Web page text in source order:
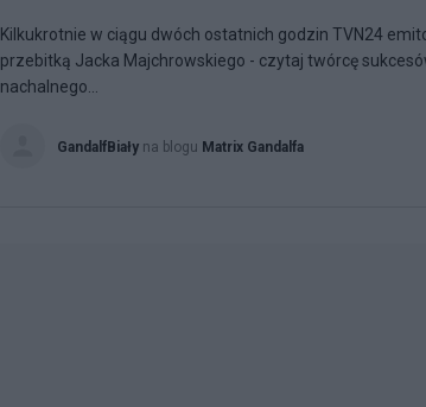
Kilkukrotnie w ciągu dwóch ostatnich godzin TVN24
przebitką Jacka Majchrowskiego - czytaj twórcę
nachalnego...
GandalfBiały na blogu Matrix Gandalfa